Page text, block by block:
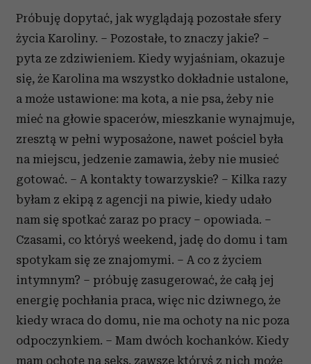
Próbuję dopytać, jak wyglądają pozostałe sfery
życia Karoliny. – Pozostałe, to znaczy jakie? –
pyta ze zdziwieniem. Kiedy wyjaśniam, okazuje
się, że Karolina ma wszystko dokładnie ustalone,
a może ustawione: ma kota, a nie psa, żeby nie
mieć na głowie spacerów, mieszkanie wynajmuje,
zresztą w pełni wyposażone, nawet pościel była
na miejscu, jedzenie zamawia, żeby nie musieć
gotować. – A kontakty towarzyskie? – Kilka razy
byłam z ekipą z agencji na piwie, kiedy udało
nam się spotkać zaraz po pracy – opowiada. –
Czasami, co któryś weekend, jadę do domu i tam
spotykam się ze znajomymi. – A co z życiem
intymnym? – próbuję zasugerować, że całą jej
energię pochłania praca, więc nic dziwnego, że
kiedy wraca do domu, nie ma ochoty na nic poza
odpoczynkiem. – Mam dwóch kochanków. Kiedy
mam ochotę na seks, zawsze któryś z nich może